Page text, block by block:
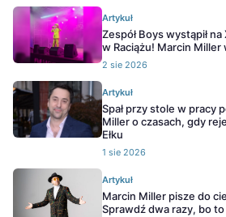
Artykuł
Zespół Boys wystąpił
w Raciążu! Marcin Miller
2 sie 2026
Artykuł
Spał przy stole w pracy
Miller o czasach, gdy
Ełku
1 sie 2026
Artykuł
Marcin Miller pisze do
Sprawdź dwa razy, bo